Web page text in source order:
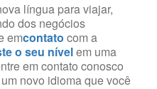
língua para viajar,
dos negócios
emcontato com a
o seu nívelem uma
em contato conosco
novo idioma que você